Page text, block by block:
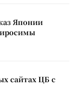
Японии
сайтах ЦБ с